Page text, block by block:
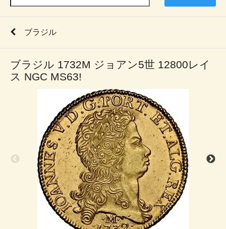
ブラジル
ブラジル 1732M ジョアン5世 12800レイ
ス NGC MS63!